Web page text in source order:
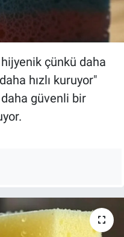
hijyenik çünkü daha
hızlı kuruyor"
daha güvenli bir